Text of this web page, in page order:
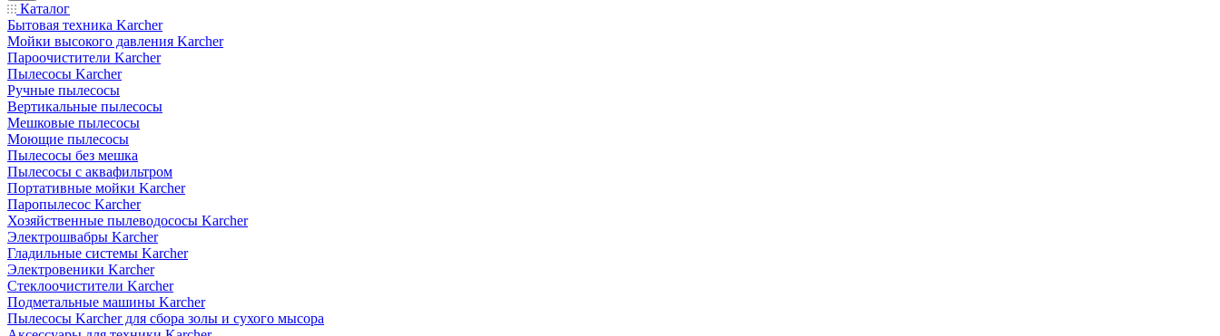
Каталог
Бытовая техника Karcher
Мойки высокого давления Karcher
Пароочистители Karcher
Пылесосы Karcher
Ручные пылесосы
Вертикальные пылесосы
Мешковые пылесосы
Моющие пылесосы
Пылесосы без мешка
Пылесосы с аквафильтром
Портативные мойки Karcher
Паропылесос Karcher
Хозяйственные пылеводососы Karcher
Электрошвабры Karcher
Гладильные системы Karcher
Электровеники Karcher
Стеклоочистители Karcher
Подметальные машины Karcher
Пылесосы Karcher для сбора золы и сухого мысора